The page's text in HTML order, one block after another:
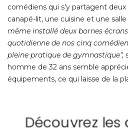
comédiens qui s'y partagent
canapé-lit, une cuisine et une salle
même installé deux bornes
quotidienne de nos cinq
pleine pratique de gymnastique",
homme de 32 ans semble
équipements, ce qui laisse de la